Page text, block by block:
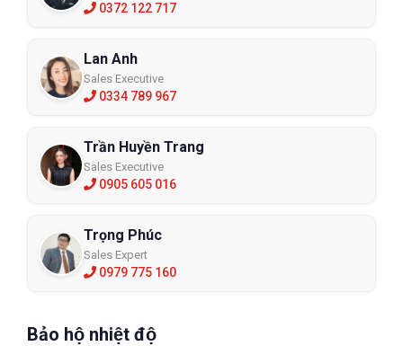
0372 122 717
Lan Anh
Sales Executive
0334 789 967
Trần Huyền Trang
Sales Executive
0905 605 016
Trọng Phúc
Sales Expert
0979 775 160
Bảo hộ nhiệt độ